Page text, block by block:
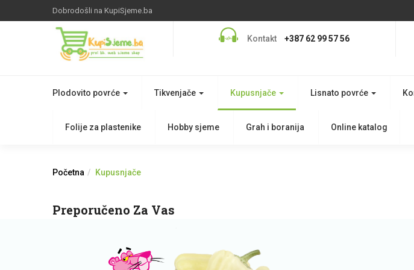
Dobrodošli na KupiSjeme.ba
Kontakt +387 62 99 57 56
Plodovito povrće Tikvenjače Kupusnjače Lisnato povrće
Folije za plastenike Hobby sjeme Grah i boranija Online katalog
Početna Kupusnjače
Preporučeno Za Vas